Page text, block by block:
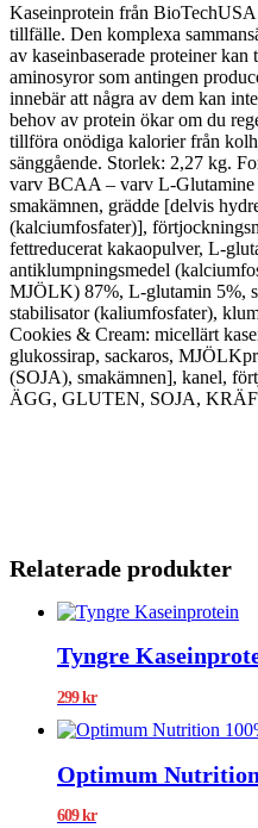
Kaseinprotein från BioTechUSA
tillfälle. Den komplexa
av kaseinbaserade proteiner
aminosyror som antingen
innebär att några av dem kan
behov av protein ökar om du
tillföra onödiga kalorier från
sänggående. Storlek: 2,27 kg.
varv BCAA – varv L-Glutamine
smakämnen, grädde [delvis
(kalciumfosfater)],
fettreducerat kakaopulver, L-
antiklumpningsmedel
MJÖLK) 87%, L-glutamin 5%,
stabilisator (kaliumfosfater),
Cookies & Cream: micellärt
glukossirap, sackaros,
(SOJA), smakämnen], kanel,
ÄGG, GLUTEN, SOJA,
Relaterade produkter
Tyngre
299kr
Optimum Nutrition
609kr